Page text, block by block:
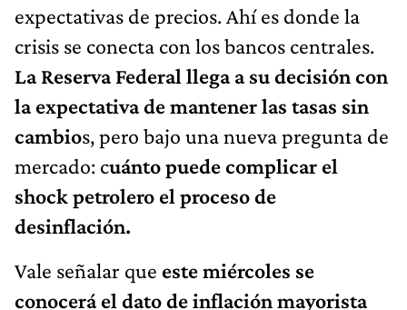
expectativas de precios. Ahí es donde la
crisis se conecta con los bancos centrales.
La Reserva Federal llega a su decisión con
la expectativa de mantener las tasas sin
cambios, pero bajo una nueva pregunta de
mercado: cuánto puede complicar el
shock petrolero el proceso de
desinflación.
Vale señalar que este miércoles se
conocerá el dato de inflación mayorista